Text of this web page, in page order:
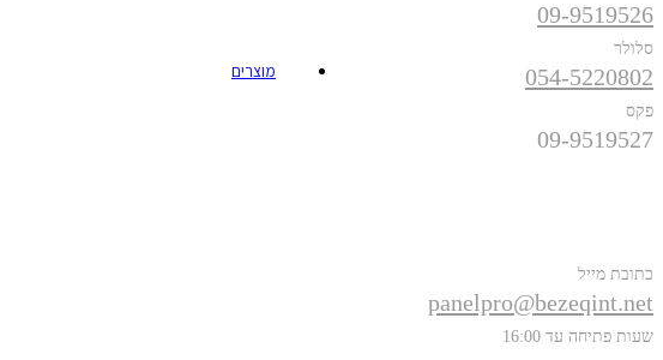
מוצרים
09-9519526
סלולר
054-5220802
פקס
09-9519527
כתובת מייל
panelpro@bezeqint.net
שעות פתיחה עד 16:00